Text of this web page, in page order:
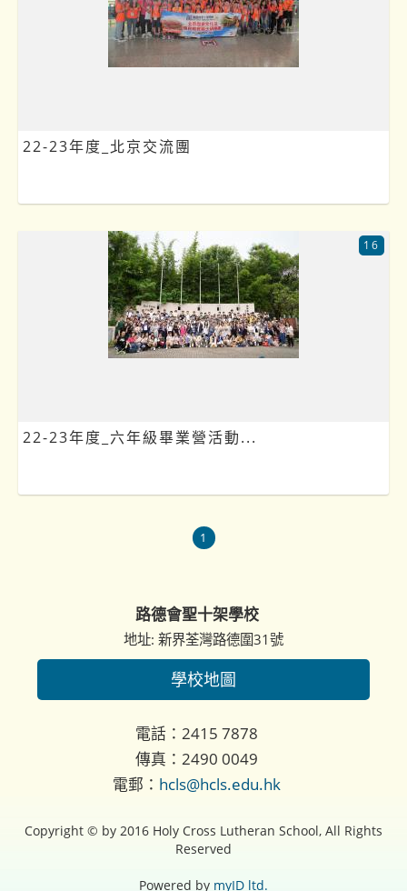
22-23年度_北京交流團
22-23年度_六年級畢業營活動...
16
1
路德會聖十架學校
地址: 新界荃灣路德圍31號
學校地圖
電話：2415 7878
傳真：2490 0049
電郵： hcls@hcls.edu.hk
Copyright © by 2016 Holy Cross Lutheran School, All Rights
Reserved
Powered by myID ltd.